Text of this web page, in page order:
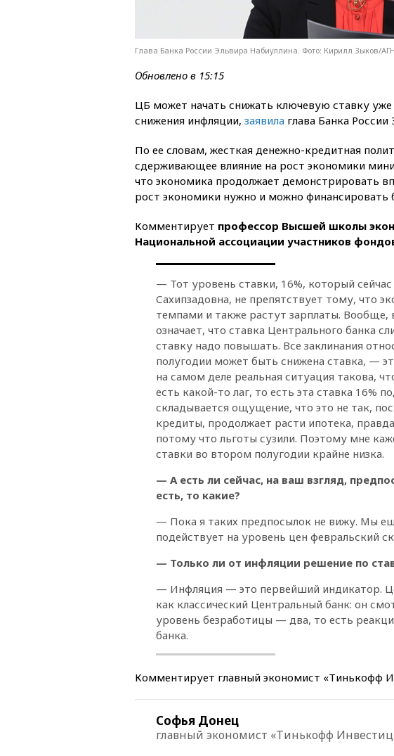
Глава Банка России Эльвира Набиуллина. Фото: Кирилл Зыков/
Обновлено в 15:15
ЦБ может начать снижать ключевую ставку
снижения инфляции, заявила глава Банка
По ее словам, жесткая денежно-кредитная
сдерживающее влияние на рост экономики
что экономика продолжает демонстрировать
рост экономики нужно и можно финансировать
Комментирует профессор Высшей школы
Национальной ассоциации участников
— Тот уровень ставки, 16%, который
Сахипзадовна, не препятствует тому, что
темпами и также растут зарплаты. Вообще,
означает, что ставка Центрального банка
ставку надо повышать. Все заклинания
полугодии может быть снижена ставка, —
на самом деле реальная ситуация такова,
есть какой-то лаг, то есть эта ставка 16%
складывается ощущение, что это не так,
кредиты, продолжает расти ипотека,
потому что льготы сузили. Поэтому мне
ставки во втором полугодии крайне низка.
— А есть ли сейчас, на ваш взгляд,
есть, то какие?
— Пока я таких предпосылок не вижу. Мы
подействует на уровень цен февральский
— Только ли от инфляции решение по
— Инфляция — это первейший индикатор.
как классический Центральный банк: он
уровень безработицы — два, то есть
банка.
Комментирует главный экономист «Тинькофф
Софья Донец
главный экономист «Тинькофф